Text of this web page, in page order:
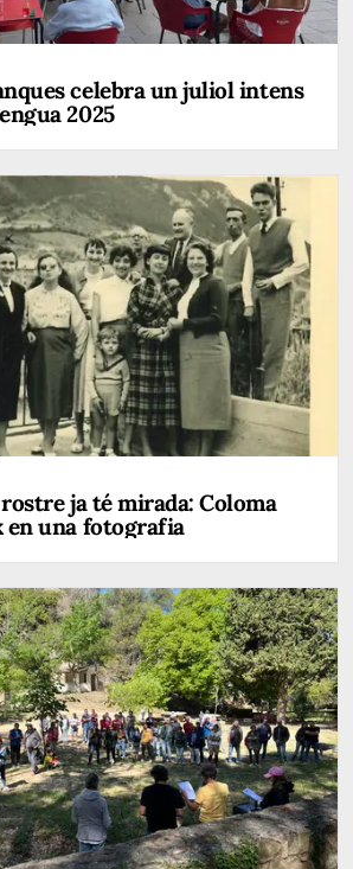
celebra un juliol intens
2025
rostre ja té mirada: Coloma
en una fotografia